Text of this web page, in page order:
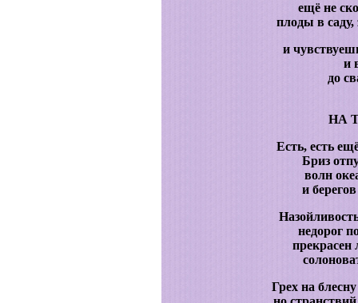
ещё не
плоды в саду,
и
и
до
НА
Есть, есть
Бриз
волн
и
недорог
прекрасен
Грех на